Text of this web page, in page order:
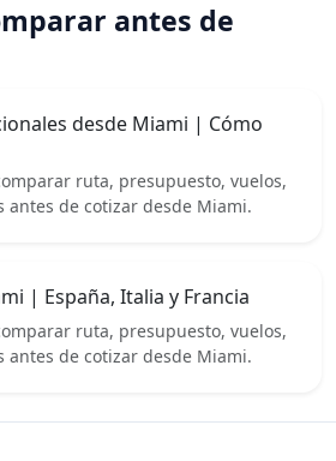
antes de
desde Miami | Cómo
ruta, presupuesto, vuelos,
antes de cotizar desde Miami.
| España, Italia y Francia
ruta, presupuesto, vuelos,
antes de cotizar desde Miami.